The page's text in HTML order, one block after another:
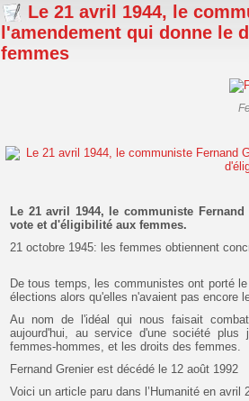
Le 21 avril 1944, le
l'amendement qui donne le
femmes
Le 21 avril 1944, le communiste
vote et d'éligibilité aux femmes.
21 octobre 1945: les femmes obtiennent
De tous temps, les communistes ont porté
élections alors qu'elles n'avaient pas encore
Au nom de l'idéal qui nous faisait
aujourd'hui, au service d'une société
femmes-hommes, et les droits des femmes.
Fernand Grenier est décédé le 12 août 1992
Voici un article paru dans l’Humanité en avril